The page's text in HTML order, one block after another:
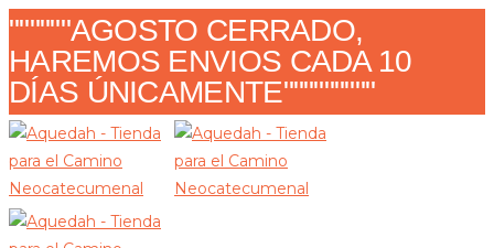
Ir
al
contenido
""""""AGOSTO CERRADO,
HAREMOS ENVIOS CADA 10
DÍAS ÚNICAMENTE"""""""""